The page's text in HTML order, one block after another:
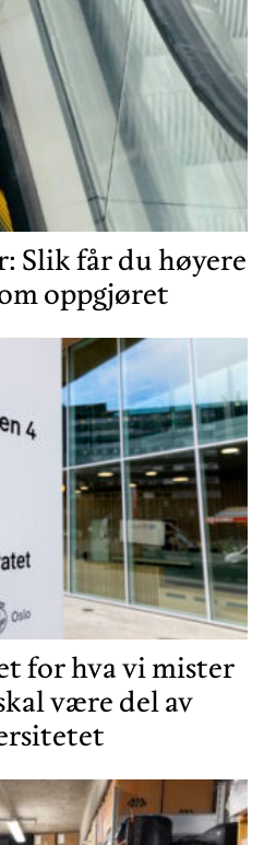
Slik får du høyere
oppgjøret
for hva vi mister
være del av